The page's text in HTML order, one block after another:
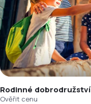
Rodinné dobrodružství
Ověřit cenu